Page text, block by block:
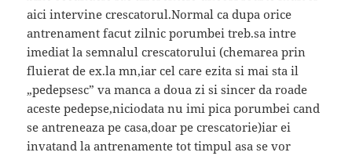
aici intervine crescatorul.Normal ca dupa orice
antrenament facut zilnic porumbei treb.sa intre
imediat la semnalul crescatorului (chemarea prin
fluierat de ex.la mn,iar cel care ezita si mai sta il
„pedepsesc” va manca a doua zi si sincer da roade
aceste pedepse,niciodata nu imi pica porumbei cand
se antreneaza pe casa,doar pe crescatorie)iar ei
invatand la antrenamente tot timpul asa se vor